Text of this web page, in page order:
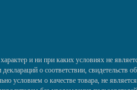
и ни при каких условиях не
о соответствии, свидетельств
условием о качестве товара, не